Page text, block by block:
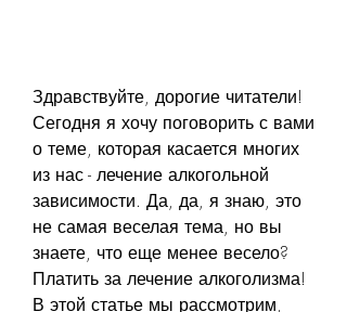
Здравствуйте, дорогие читатели!
Сегодня я хочу поговорить с вами
о теме, которая касается многих
из нас - лечение алкогольной
зависимости. Да, да, я знаю, это
не самая веселая тема, но вы
знаете, что еще менее весело?
Платить за лечение алкоголизма!
В этой статье мы рассмотрим,